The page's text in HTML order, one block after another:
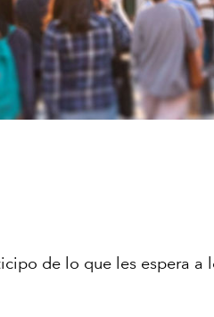
de lo que les espera a